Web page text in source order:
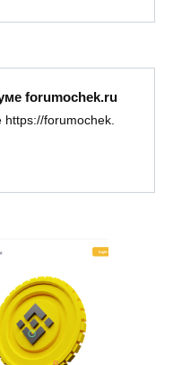
forumochek.ru
https://forumochek.